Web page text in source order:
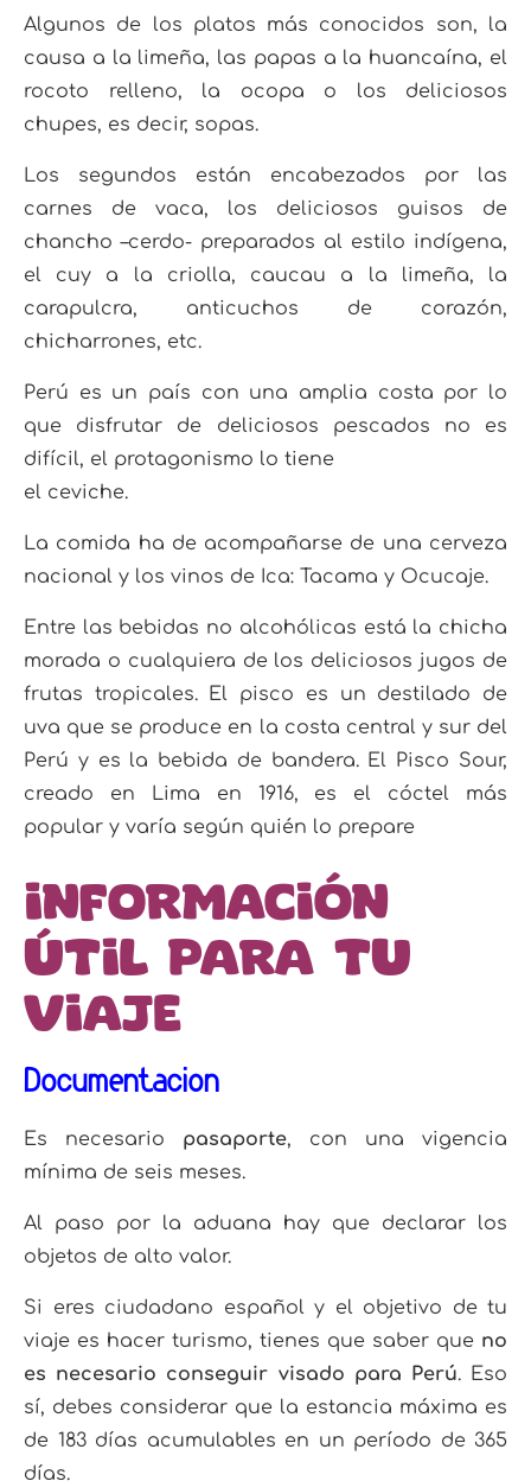
Algunos de los platos más conocidos son, la
causa a la limeña, las papas a la huancaína, el
rocoto relleno, la ocopa o los deliciosos
chupes, es decir, sopas.
Los segundos están encabezados por las
carnes de vaca, los deliciosos guisos de
chancho –cerdo- preparados al estilo indígena,
el cuy a la criolla, caucau a la limeña, la
carapulcra, anticuchos de corazón,
chicharrones, etc.
Perú es un país con una amplia costa por lo
que disfrutar de deliciosos pescados no es
difícil, el protagonismo lo tiene
el ceviche.
La comida ha de acompañarse de una cerveza
nacional y los vinos de Ica: Tacama y Ocucaje.
Entre las bebidas no alcohólicas está la chicha
morada o cualquiera de los deliciosos jugos de
frutas tropicales. El pisco es un destilado de
uva que se produce en la costa central y sur del
Perú y es la bebida de bandera. El Pisco Sour,
creado en Lima en 1916, es el cóctel más
popular y varía según quién lo prepare
Información
útil para tu
viaje
Documentación
Es necesario pasaporte, con una vigencia
mínima de seis meses.
Al paso por la aduana hay que declarar los
objetos de alto valor.
Si eres ciudadano español y el objetivo de tu
viaje es hacer turismo, tienes que saber que no
es necesario conseguir visado para Perú. Eso
sí, debes considerar que la estancia máxima es
de 183 días acumulables en un período de 365
días.